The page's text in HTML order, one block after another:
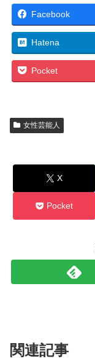
Facebook
Hatena
Pocket
女性芸能人
X
Pocket
関連記事